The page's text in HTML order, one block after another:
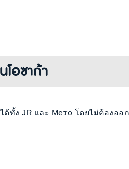
โอซาก้า
ทั้ง JR และ Metro โดยไม่ต้องออก